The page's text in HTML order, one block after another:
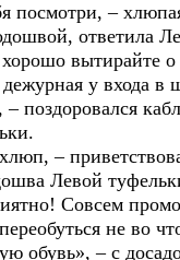
посмотри, –
ответила
вытирайте о
у входа в
поздоровался
–
Левой
Совсем
не во
обувь», – с